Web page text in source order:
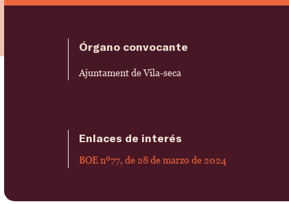
Órgano convocante
Ajuntament de Vila-seca
Enlaces de interés
BOE nº77, de 28 de marzo de 2024